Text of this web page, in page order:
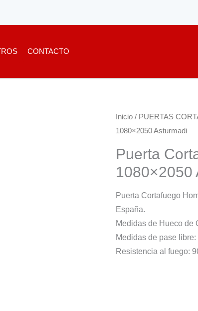
CONTACTO
Inicio / PUERTAS
1080×2050 Asturmadi
Puerta
1080×2050
Puerta Cortafuego
España.
Medidas de Hueco de
Medidas de pase
Resistencia al fuego: